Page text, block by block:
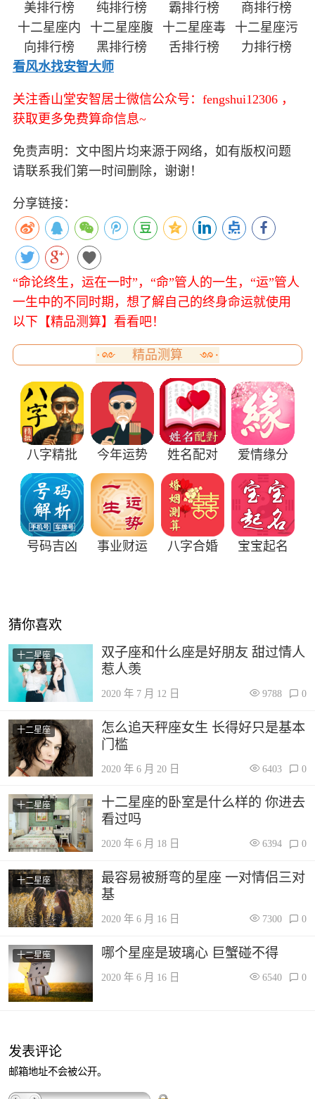
美排行榜
纯排行榜
霸排行榜
商排行榜
十二星座内
向排行榜
十二星座腹
黑排行榜
十二星座毒
舌排行榜
十二星座污
力排行榜
看风水找安智大师
关注香山堂安智居士微信公众号：fengshui12306 ，
获取更多免费算命信息~
免责声明：文中图片均来源于网络，如有版权问题
请联系我们第一时间删除，谢谢！
分享链接：
“命论终生，运在一时”，“命”管人的一生，“运”管人
一生中的不同时期，想了解自己的终身命运就使用
以下【精品测算】看看吧！
精品测算
八字精批 今年运势 姓名配对 爱情缘分
号码吉凶 事业财运 八字合婚 宝宝起名
猜你喜欢
十二星座
双子座和什么座是好朋友 甜过情人
惹人羡
2020 年 7 月 12 日 9788 0
十二星座
怎么追天秤座女生 长得好只是基本
门槛
2020 年 6 月 20 日 6403 0
十二星座
十二星座的卧室是什么样的 你进去
看过吗
2020 年 6 月 18 日 6394 0
十二星座
最容易被掰弯的星座 一对情侣三对
基
2020 年 6 月 16 日 7300 0
十二星座 哪个星座是玻璃心 巨蟹碰不得
2020 年 6 月 16 日 6540 0
发表评论
邮箱地址不会被公开。